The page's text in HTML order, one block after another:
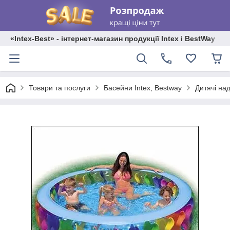
«Intex-Best» - інтернет-магазин продукції Intex і BestWay
Товари та послуги Басейни Intex, Bestway Дитячі